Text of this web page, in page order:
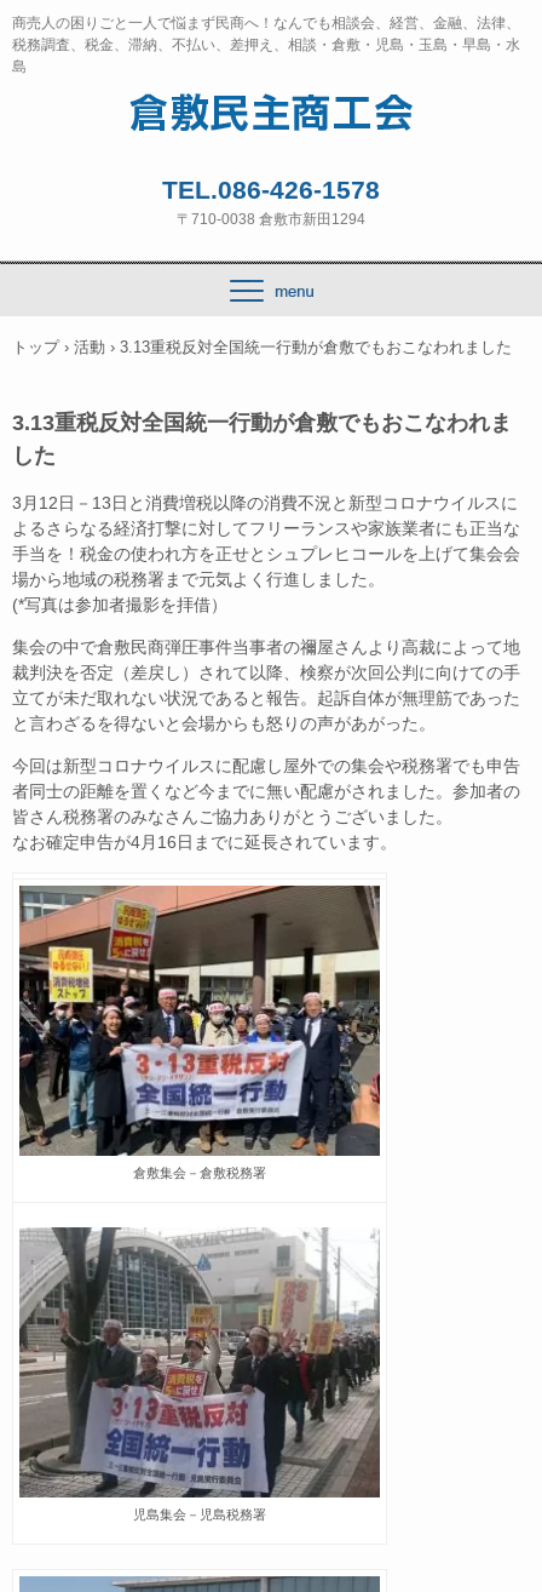
商売人の困りごと一人で悩まず民商へ！なんでも相談会、経営、金融、法律、
税務調査、税金、滞納、不払い、差押え、相談・倉敷・児島・玉島・早島・水
島
TEL.086-426-1578
〒710-0038 倉敷市新田1294
トップ › 活動 › 3.13重税反対全国統一行動が倉敷でもおこなわれました
3.13重税反対全国統一行動が倉敷でもおこなわれま
した
3月12日－13日と消費増税以降の消費不況と新型コロナウイルスに
よるさらなる経済打撃に対してフリーランスや家族業者にも正当な
手当を！税金の使われ方を正せとシュプレヒコールを上げて集会会
場から地域の税務署まで元気よく行進しました。
(*写真は参加者撮影を拝借）
集会の中で倉敷民商弾圧事件当事者の禰屋さんより高裁によって地
裁判決を否定（差戻し）されて以降、検察が次回公判に向けての手
立てが未だ取れない状況であると報告。起訴自体が無理筋であった
と言わざるを得ないと会場からも怒りの声があがった。
今回は新型コロナウイルスに配慮し屋外での集会や税務署でも申告
者同士の距離を置くなど今までに無い配慮がされました。参加者の
皆さん税務署のみなさんご協力ありがとうございました。
なお確定申告が4月16日までに延長されています。
倉敷集会－倉敷税務署
児島集会－児島税務署